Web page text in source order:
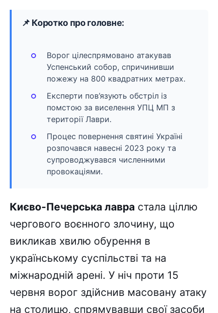
📌 Коротко про головне:
Ворог цілеспрямовано атакував
Успенський собор, спричинивши
пожежу на 800 квадратних метрах.
Експерти пов’язують обстріл із
помстою за виселення УПЦ МП з
території Лаври.
Процес повернення святині Україні
розпочався навесні 2023 року та
супроводжувався численними
провокаціями.
Києво-Печерська лавра стала ціллю
чергового воєнного злочину, що
викликав хвилю обурення в
українському суспільстві та на
міжнародній арені. У ніч проти 15
червня ворог здійснив масовану атаку
на столицю, спрямувавши свої засоби